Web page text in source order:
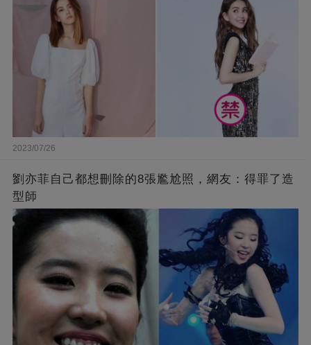
2023/07/26
劉亦菲自己都想刪除的8張尷尬照，網友：得罪了造
型師